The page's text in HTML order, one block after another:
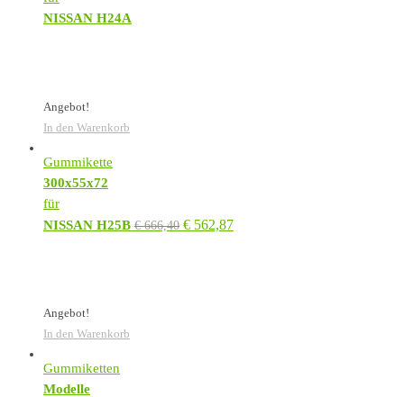
NISSAN H24A
Angebot!
In den Warenkorb
Gummikette
300x55x72
für
NISSAN H25B €666,40 € 562,87
Angebot!
In den Warenkorb
Gummiketten
Modelle